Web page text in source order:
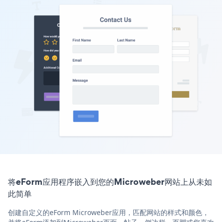
将eForm应用程序嵌入到您的Microweber网站上从未如
此简单
创建自定义的eForm Microweber应用，匹配网站的样式和颜色，